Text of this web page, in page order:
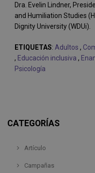
Dra. Evelin Lindner,
and Humiliation Studies
Dignity University (WDUi).
ETIQUETAS: Adultos ,
, Educación inclusiva ,
Psicología
CATEGORÍAS
Artículo
Campañas